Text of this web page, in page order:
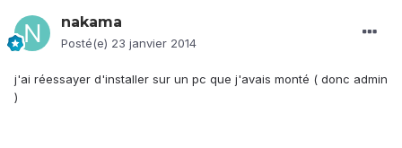
nakama
Posté(e) 23 janvier 2014
j'ai réessayer d'installer sur un pc que j'avais monté ( donc admin
)